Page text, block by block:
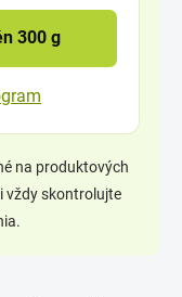
300 g
na produktových
vždy skontrolujte